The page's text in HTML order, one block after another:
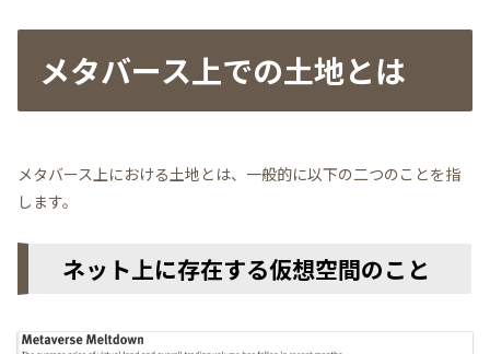
メタバース上での土地とは
メタバース上における土地とは、一般的に以下の二つのことを指
します。
ネット上に存在する仮想空間のこと